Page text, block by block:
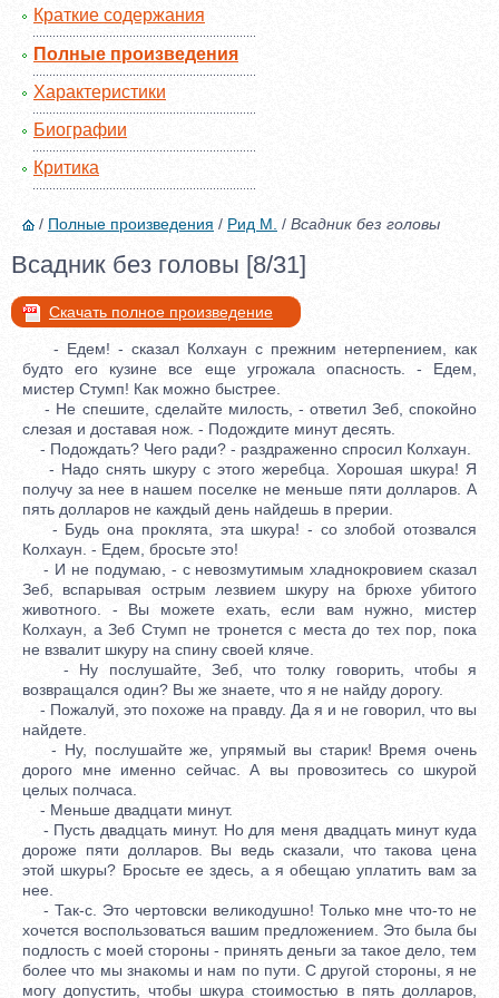
Краткие содержания
Полные произведения
Характеристики
Биографии
Критика
/ Полные произведения / Рид М. / Всадник без головы
Всадник без головы [8/31]
Скачать полное произведение
- Едем! - сказал Колхаун с прежним нетерпением, как
будто его кузине все еще угрожала опасность. - Едем,
мистер Стумп! Как можно быстрее.
- Не спешите, сделайте милость, - ответил Зеб, спокойно
слезая и доставая нож. - Подождите минут десять.
- Подождать? Чего ради? - раздраженно спросил Колхаун.
- Надо снять шкуру с этого жеребца. Хорошая шкура! Я
получу за нее в нашем поселке не меньше пяти долларов. А
пять долларов не каждый день найдешь в прерии.
- Будь она проклята, эта шкура! - со злобой отозвался
Колхаун. - Едем, бросьте это!
- И не подумаю, - с невозмутимым хладнокровием сказал
Зеб, вспарывая острым лезвием шкуру на брюхе убитого
животного. - Вы можете ехать, если вам нужно, мистер
Колхаун, а Зеб Стумп не тронется с места до тех пор, пока
не взвалит шкуру на спину своей кляче.
- Ну послушайте, Зеб, что толку говорить, чтобы я
возвращался один? Вы же знаете, что я не найду дорогу.
- Пожалуй, это похоже на правду. Да я и не говорил, что вы
найдете.
- Ну, послушайте же, упрямый вы старик! Время очень
дорого мне именно сейчас. А вы провозитесь со шкурой
целых полчаса.
- Меньше двадцати минут.
- Пусть двадцать минут. Но для меня двадцать минут куда
дороже пяти долларов. Вы ведь сказали, что такова цена
этой шкуры? Бросьте ее здесь, а я обещаю уплатить вам за
нее.
- Так-с. Это чертовски великодушно! Только мне что-то не
хочется воспользоваться вашим предложением. Это была бы
подлость с моей стороны - принять деньги за такое дело, тем
более что мы знакомы и нам по пути. С другой стороны, я не
могу допустить, чтобы шкура стоимостью в пять долларов,